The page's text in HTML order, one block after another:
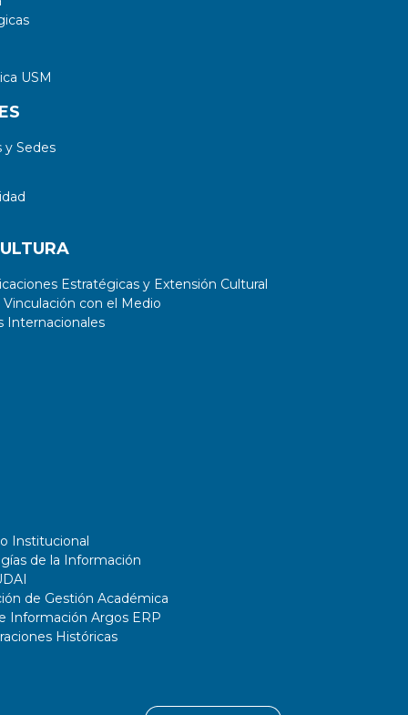
USM
Sedes
Estratégicas y Extensión Cultural
con el Medio
Internacionales
Institucional
de la Información
de Gestión Académica
Información Argos ERP
Históricas